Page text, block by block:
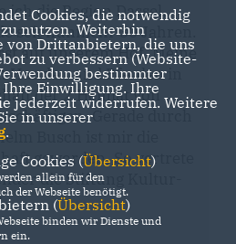
ich die Region Dassel,
seit nunmehr 30 Jahren.
auf unserem Hof. Meine
Hunden und Pferden in
der 2.Heimat von
Gerade durch
Busch ist mir die
geworden. So vertrete
die Stiftung Kultur-
Cookies, die notwendig
nutzen. Weiterhin
von Drittanbietern, die uns
zu verbessern (Website-
bestimmter
Einwilligung. Ihre
jederzeit widerrufen. Weitere
in unserer
.
Cookies (Übersicht)
allein für den
der Webseite benötigt.
(Übersicht)
binden wir Dienste und
ein.